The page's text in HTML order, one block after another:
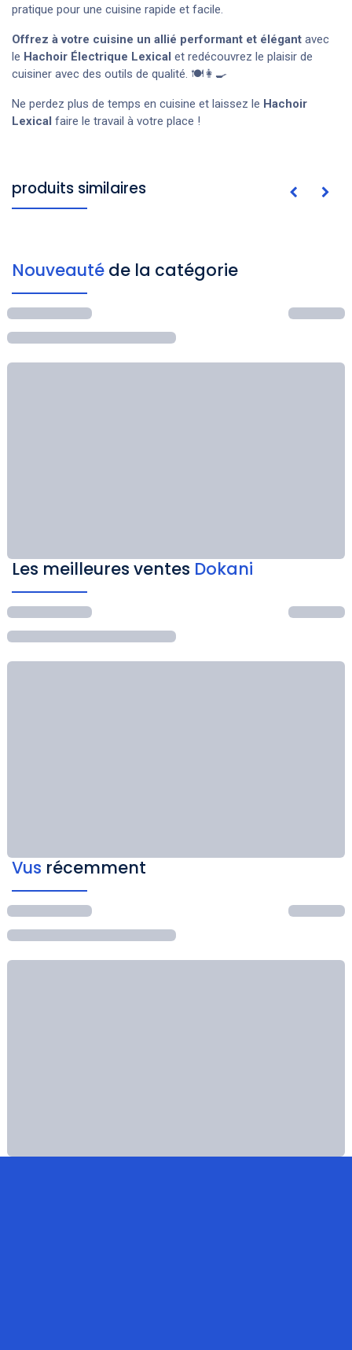
pratique pour une cuisine rapide et facile.
Offrez à votre cuisine un allié performant et élégant avec
le Hachoir Électrique Lexical et redécouvrez le plaisir de
cuisiner avec des outils de qualité. 🍽️👩‍🍳
Ne perdez plus de temps en cuisine et laissez le Hachoir
Lexical faire le travail à votre place !
produits similaires
Nouveauté de la catégorie
Les meilleures ventes Dokani
Vus récemment